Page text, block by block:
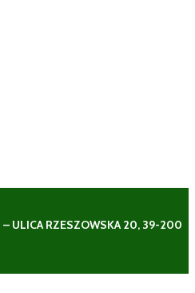
ULICA RZESZOWSKA 20, 39-200